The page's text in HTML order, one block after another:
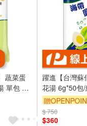
蔬菜蛋
單包 3
沖泡湯
躍進【台灣蘇
花湯 6g*50包
秒快沖 即沖即
品 蘇伯 湯塊
贈
$ 750
$360